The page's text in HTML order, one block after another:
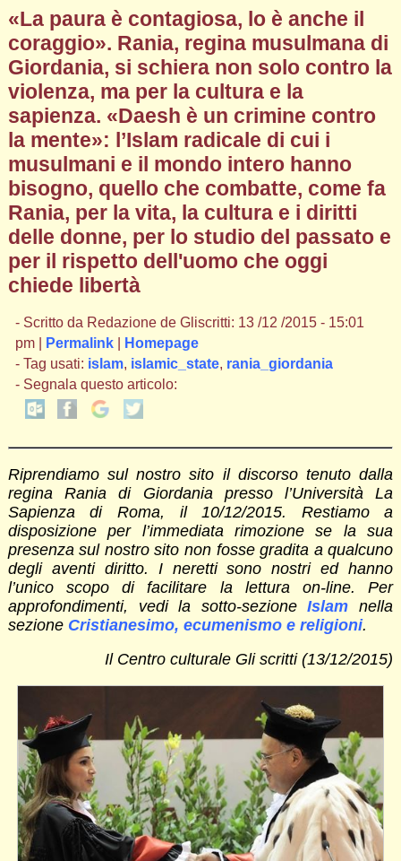
«La paura è contagiosa, lo è anche il
coraggio». Rania, regina musulmana di
Giordania, si schiera non solo contro la
violenza, ma per la cultura e la
sapienza. «Daesh è un crimine contro
la mente»: l’Islam radicale di cui i
musulmani e il mondo intero hanno
bisogno, quello che combatte, come fa
Rania, per la vita, la cultura e i diritti
delle donne, per lo studio del passato e
per il rispetto dell'uomo che oggi
chiede libertà
- Scritto da Redazione de Gliscritti: 13 /12 /2015 - 15:01
pm |
Permalink|
Homepage
- Tag usati: islam, islamic_state, rania_giordania
- Segnala questo articolo:
Riprendiamo sul nostro sito il discorso tenuto dalla
regina Rania di Giordania presso l’Università La
Sapienza di Roma, il 10/12/2015. Restiamo a
disposizione per l’immediata rimozione se la sua
presenza sul nostro sito non fosse gradita a qualcuno
degli aventi diritto. I neretti sono nostri ed hanno
l’unico scopo di facilitare la lettura on-line. Per
approfondimenti, vedi la sotto-sezioneIslam nella
sezione Cristianesimo, ecumenismo e religioni.
Il Centro culturale Gli scritti (13/12/2015)